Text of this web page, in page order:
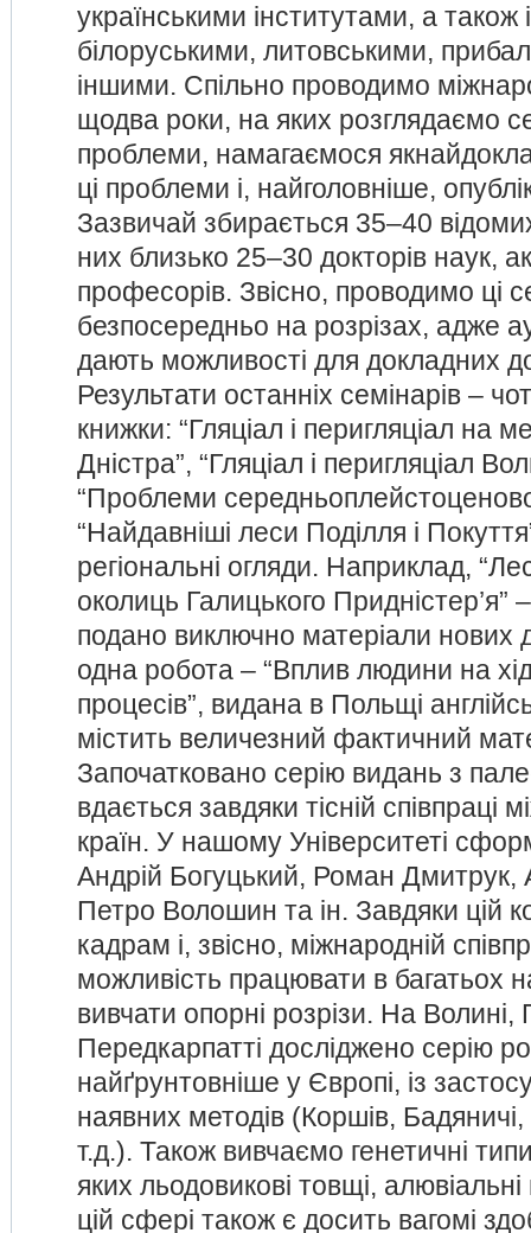
українськими інститутами, а також
білоруськими, литовськими,
іншими. Спільно проводимо
щодва роки, на яких розглядаємо
проблеми, намагаємося
ці проблеми і, найголовніше,
Зазвичай збирається 35–40 відомих
них близько 25–30 докторів наук,
професорів. Звісно, проводимо ці
безпосередньо на розрізах, адже
дають можливості для докладних
Результати останніх семінарів –
книжки: “Гляціал і перигляціал на
Дністра”, “Гляціал і перигляціал
“Проблеми
“Найдавніші леси Поділля і
регіональні огляди. Наприклад,
околиць Галицького Придністер’я”
подано виключно матеріали нових
одна робота – “Вплив людини на
процесів”, видана в Польщі
містить величезний фактичний
Започатковано серію видань з
вдається завдяки тісній співпраці
країн. У нашому Університеті
Андрій Богуцький, Роман
Петро Волошин та ін. Завдяки цій
кадрам і, звісно, міжнародній
можливість працювати в багатьох
вивчати опорні розрізи. На Волині,
Передкарпатті досліджено серію
найґрунтовніше у Європі, із
наявних методів (Коршів, Бадяничі,
т.д.). Також вивчаємо генетичні
яких льодовикові товщі,
цій сфері також є досить вагомі